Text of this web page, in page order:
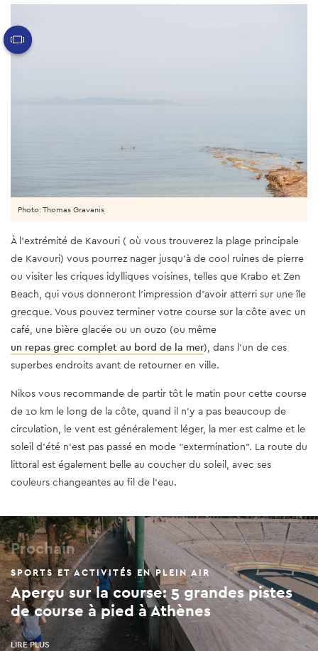
À l'extrémité de Kavouri ( où vous trouverez la plage principale
de Kavouri) vous pourrez nager jusqu'à de cool ruines de pierre
ou visiter les criques idylliques voisines, telles que Krabo et Zen
Beach, qui vous donneront l'impression d'avoir atterri sur une île
grecque. Vous pouvez terminer votre course sur la côte avec un
café, une bière glacée ou un ouzo (ou même
un repas grec complet au bord de la mer), dans l'un de ces
superbes endroits avant de retourner en ville.
Nikos vous recommande de partir tôt le matin pour cette course
de 10 km le long de la côte, quand il n'y a pas beaucoup de
circulation, le vent est généralement léger, la mer est calme et le
soleil d'été n'est pas passé en mode “extermination”. La route du
littoral est également belle au coucher du soleil, avec ses
couleurs changeantes au fil de l'eau.
Photo: Thomas Gravanis
Prochain
SPORTS ET ACTIVITÉS EN PLEIN AIR
Aperçu sur la course: 5 grandes pistes
de course à pied à Athènes
LIRE PLUS